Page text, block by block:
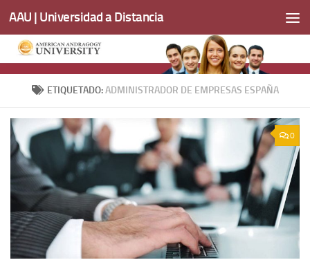
Saltar al contenido
AAU | Universidad a Distancia
ETIQUETADO:ADMINISTRADOR DE EMPRESAS ESPAÑA
0